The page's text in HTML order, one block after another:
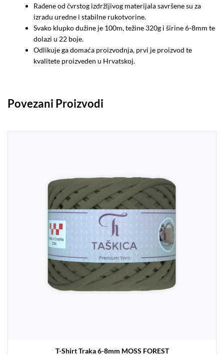
Rađene od čvrstog izdržljivog materijala savršene su za
izradu uredne i stabilne rukotvorine.
Svako klupko dužine je 100m, težine 320g i širine 6-8mm te
dolazi u 22 boje.
Odlikuje ga domaća proizvodnja, prvi je proizvod te
kvalitete proizveden u Hrvatskoj.
Povezani Proizvodi
T-Shirt Traka 6-8mm MOSS FOREST